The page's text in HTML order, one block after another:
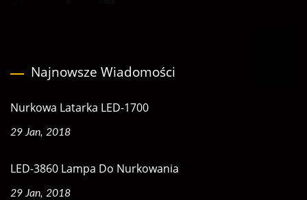
Najnowsze Wiadomości
Nurkowa Latarka LED-1700
29 Jan, 2018
LED-3860 Lampa Do Nurkowania
29 Jan, 2018